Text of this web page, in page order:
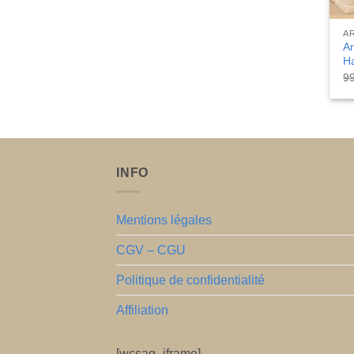
INFO
Mentions légales
CGV – CGU
Politique de confidentialité
Affiliation